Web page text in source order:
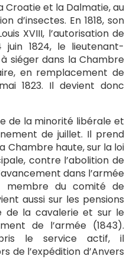
Croatie et la Dalmatie, au
d’insectes. En 1818, son
XVIII, l’autorisation de
1824, le lieutenant-
siéger dans la Chambre
en remplacement de
1823. Il devient donc
de la minorité libérale et
de juillet. Il prend
Chambre haute, sur la loi
contre l’abolition de
dans l’armée
membre du comité de
aussi sur les pensions
de la cavalerie et sur le
de l’armée (1843).
le service actif, il
de l’expédition d’Anvers